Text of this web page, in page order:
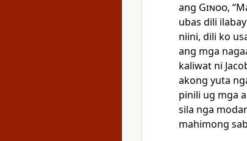
ang Ginoo,
ubas dili
niini, dili ko
ang mga
kaliwat ni
akong yuta
pinili ug mga
sila nga
mahimong